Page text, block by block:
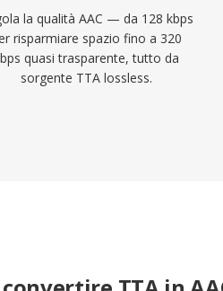
la qualità AAC — da 128 kbps
risparmiare spazio fino a 320
quasi trasparente, tutto da
sorgente TTA lossless.